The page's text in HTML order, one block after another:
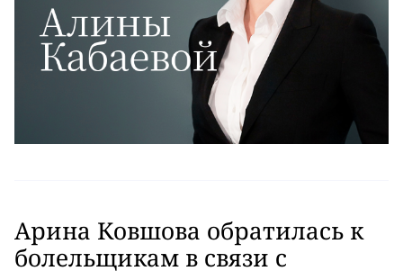
Арина Ковшова обратилась к
болельщикам в связи с